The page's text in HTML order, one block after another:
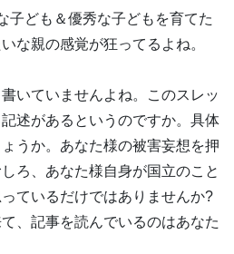
子ども＆優秀な子どもを育てた
な親の感覚が狂ってるよね。
いていませんよね。このスレッ
述があるというのですか。具体
うか。あなた様の被害妄想を押
ろ、あなた様自身が国立のこと
ているだけではありませんか?
、記事を読んでいるのはあなた